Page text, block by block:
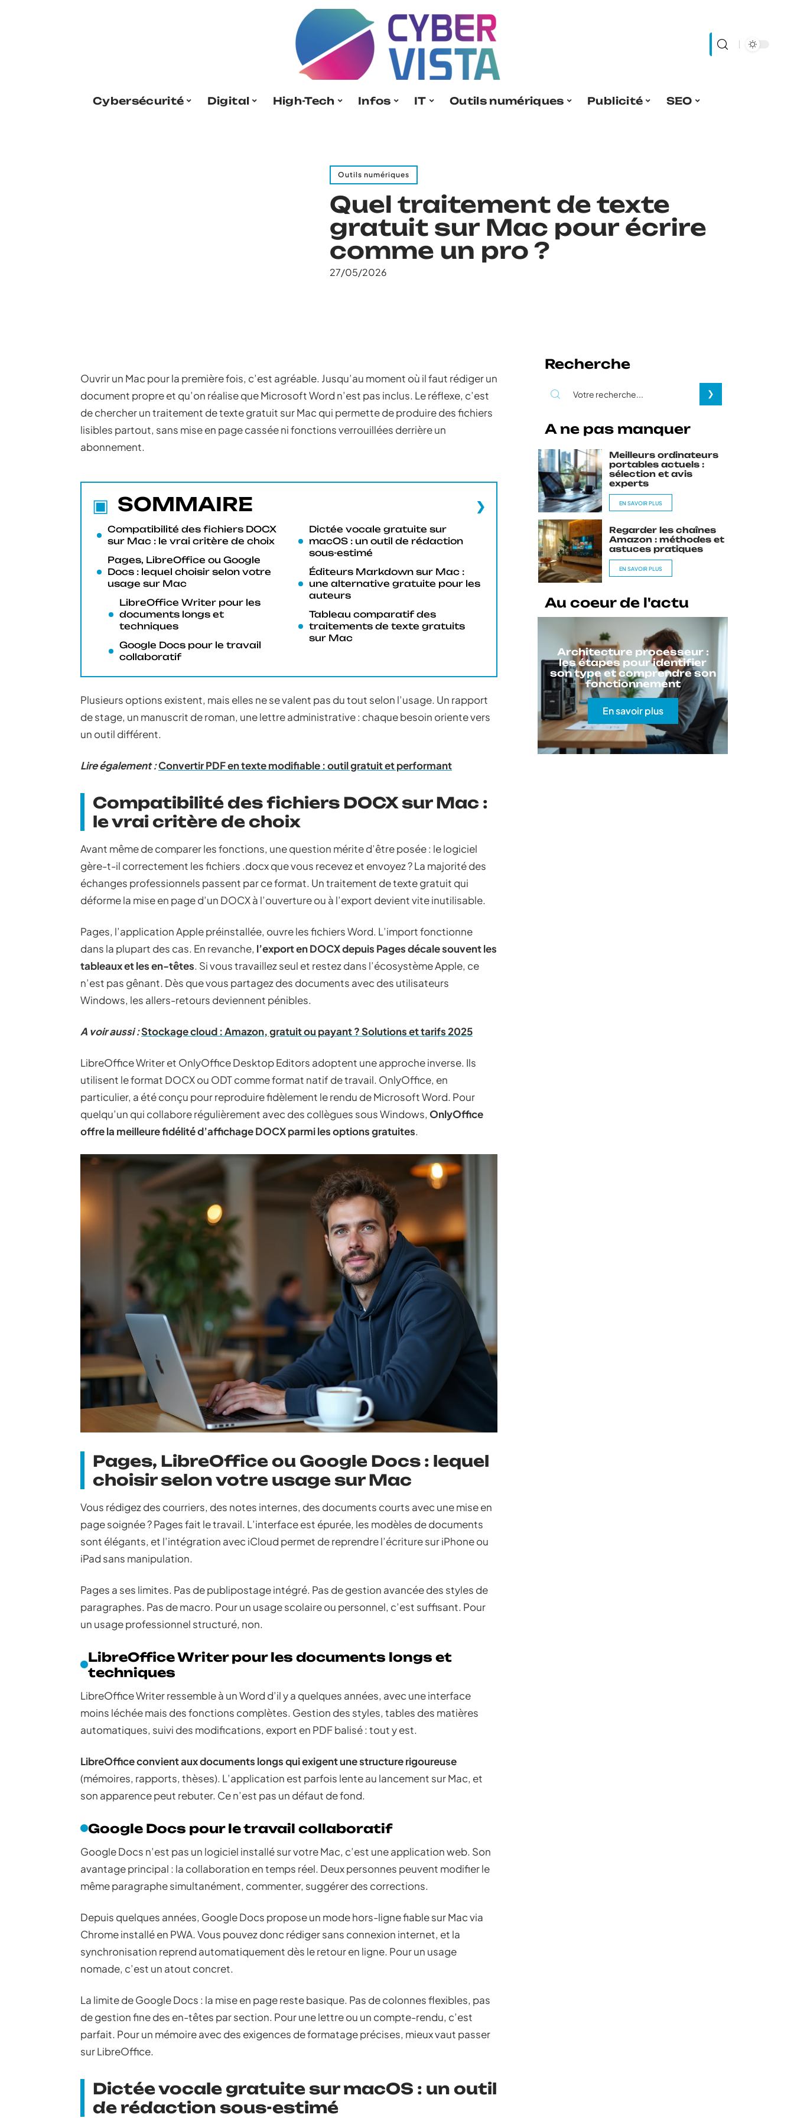
Cybersécurité Digital High-Tech Infos IT Outils numériques Publicité SEO
Outils numériques
Quel traitement de texte
gratuit sur Mac pour écrire
comme un pro ?
27/05/2026
Ouvrir un Mac pour la première fois, c’est agréable. Jusqu’au moment où il faut rédiger un
document propre et qu’on réalise que Microsoft Word n’est pas inclus. Le réflexe, c’est
de chercher un traitement de texte gratuit sur Mac qui permette de produire des fichiers
lisibles partout, sans mise en page cassée ni fonctions verrouillées derrière un
abonnement.
SOMMAIRE
Compatibilité des fichiers DOCX
sur Mac : le vrai critère de choix
Pages, LibreOffice ou Google
Docs : lequel choisir selon votre
usage sur Mac
LibreOffice Writer pour les
documents longs et
techniques
Google Docs pour le travail
collaboratif
Dictée vocale gratuite sur
macOS : un outil de rédaction
sous-estimé
Éditeurs Markdown sur Mac :
une alternative gratuite pour les
auteurs
Tableau comparatif des
traitements de texte gratuits
sur Mac
Plusieurs options existent, mais elles ne se valent pas du tout selon l’usage. Un rapport
de stage, un manuscrit de roman, une lettre administrative : chaque besoin oriente vers
un outil différent.
Lire également :Convertir PDF en texte modifiable : outil gratuit et performant
Compatibilité des fichiers DOCX sur Mac :
le vrai critère de choix
Avant même de comparer les fonctions, une question mérite d’être posée : le logiciel
gère-t-il correctement les fichiers .docx que vous recevez et envoyez ? La majorité des
échanges professionnels passent par ce format. Un traitement de texte gratuit qui
déforme la mise en page d’un DOCX à l’ouverture ou à l’export devient vite inutilisable.
Pages, l’application Apple préinstallée, ouvre les fichiers Word. L’import fonctionne
dans la plupart des cas. En revanche, l’export en DOCX depuis Pages décale souvent les
tableaux et les en-têtes. Si vous travaillez seul et restez dans l’écosystème Apple, ce
n’est pas gênant. Dès que vous partagez des documents avec des utilisateurs
Windows, les allers-retours deviennent pénibles.
A voir aussi :Stockage cloud : Amazon, gratuit ou payant ? Solutions et tarifs 2025
LibreOffice Writer et OnlyOffice Desktop Editors adoptent une approche inverse. Ils
utilisent le format DOCX ou ODT comme format natif de travail. OnlyOffice, en
particulier, a été conçu pour reproduire fidèlement le rendu de Microsoft Word. Pour
quelqu’un qui collabore régulièrement avec des collègues sous Windows, OnlyOffice
offre la meilleure fidélité d’affichage DOCX parmi les options gratuites.
Pages, LibreOffice ou Google Docs : lequel
choisir selon votre usage sur Mac
Vous rédigez des courriers, des notes internes, des documents courts avec une mise en
page soignée ? Pages fait le travail. L’interface est épurée, les modèles de documents
sont élégants, et l’intégration avec iCloud permet de reprendre l’écriture sur iPhone ou
iPad sans manipulation.
Pages a ses limites. Pas de publipostage intégré. Pas de gestion avancée des styles de
paragraphes. Pas de macro. Pour un usage scolaire ou personnel, c’est suffisant. Pour
un usage professionnel structuré, non.
LibreOffice Writer pour les documents longs et
techniques
LibreOffice Writer ressemble à un Word d’il y a quelques années, avec une interface
moins léchée mais des fonctions complètes. Gestion des styles, tables des matières
automatiques, suivi des modifications, export en PDF balisé : tout y est.
LibreOffice convient aux documents longs qui exigent une structure rigoureuse
(mémoires, rapports, thèses). L’application est parfois lente au lancement sur Mac, et
son apparence peut rebuter. Ce n’est pas un défaut de fond.
Google Docs pour le travail collaboratif
Google Docs n’est pas un logiciel installé sur votre Mac, c’est une application web. Son
avantage principal : la collaboration en temps réel. Deux personnes peuvent modifier le
même paragraphe simultanément, commenter, suggérer des corrections.
Depuis quelques années, Google Docs propose un mode hors-ligne fiable sur Mac via
Chrome installé en PWA. Vous pouvez donc rédiger sans connexion internet, et la
synchronisation reprend automatiquement dès le retour en ligne. Pour un usage
nomade, c’est un atout concret.
La limite de Google Docs : la mise en page reste basique. Pas de colonnes flexibles, pas
de gestion fine des en-têtes par section. Pour une lettre ou un compte-rendu, c’est
parfait. Pour un mémoire avec des exigences de formatage précises, mieux vaut passer
sur LibreOffice.
Dictée vocale gratuite sur macOS : un outil
de rédaction sous-estimé
Recherche
A ne pas manquer
Meilleurs ordinateurs
portables actuels :
sélection et avis
experts
EN SAVOIR PLUS
Regarder les chaînes
Amazon : méthodes et
astuces pratiques
EN SAVOIR PLUS
Au coeur de l'actu
Architecture processeur :
les étapes pour identifier
son type et comprendre son
fonctionnement
En savoir plus